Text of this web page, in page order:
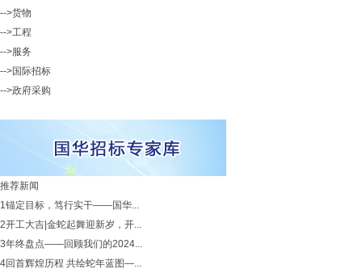
-->货物
-->工程
-->服务
-->国际招标
-->政府采购
推荐新闻
1锚定目标，笃行实干——国华...
2开工大吉|金蛇起舞迎新岁，开...
3年终盘点——回顾我们的2024...
4回首辉煌历程 共绘蛇年蓝图—...